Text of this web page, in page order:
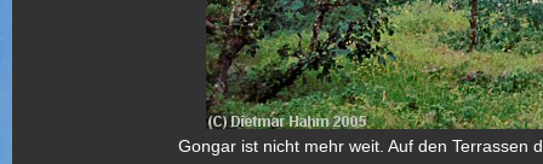
Gongar ist nicht mehr weit. Auf den Terrassen